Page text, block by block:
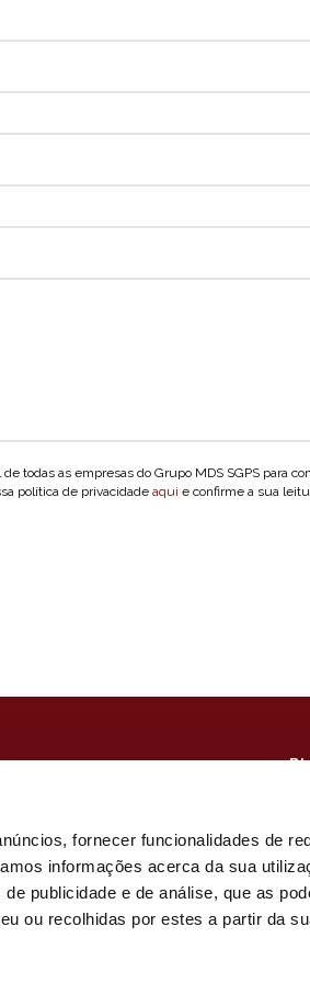
fornecer funcionalidades de
informações acerca da sua
publicidade e de análise, que as
ou recolhidas por estes a partir da
todas as empresas do Grupo MDS SGPS para
política de privacidade aqui e confirme a sua